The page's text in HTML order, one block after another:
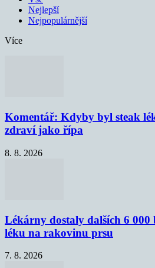
Nejlepší
Nejpopulárnější
Více
Komentář: Kdyby byl steak
zdraví jako řípa
8. 8. 2026
Lékárny dostaly dalších 6 000
léku na rakovinu prsu
7. 8. 2026